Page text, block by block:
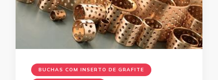
BUCHAS COM INSERTO DE GRAFITE